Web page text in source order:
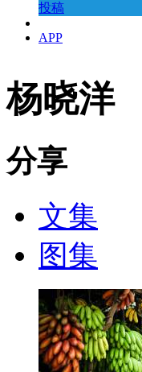
投稿
APP
杨晓洋
分享
文集
图集